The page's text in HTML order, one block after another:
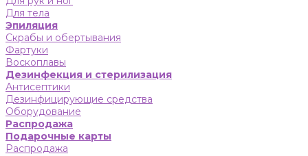
Для тела
Эпиляция
Скрабы и обертывания
Фартуки
Воскоплавы
Дезинфекция и стерилизация
Антисептики
Дезинфицирующие средства
Оборудование
Распродажа
Подарочные карты
Распродажа